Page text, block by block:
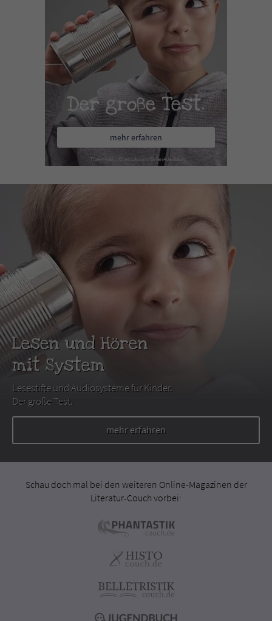
Der große Test.
mehr erfahren
Lesen und Hören
mit System
Lesestifte und Audiosysteme für Kinder.
Der große Test.
mehr erfahren
Schau doch mal bei den weiteren Online-Magazinen der
Literatur-Couch vorbei: